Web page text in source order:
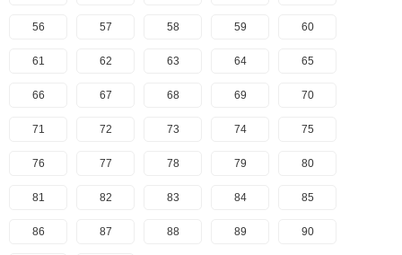
56 57 58 59 60
61 62 63 64 65
66 67 68 69 70
71 72 73 74 75
76 77 78 79 80
81 82 83 84 85
86 87 88 89 90